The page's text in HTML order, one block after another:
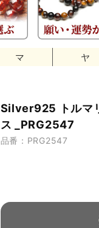
マ ヤ
Silver925 トル
ス _PRG2547
品番：PRG2547